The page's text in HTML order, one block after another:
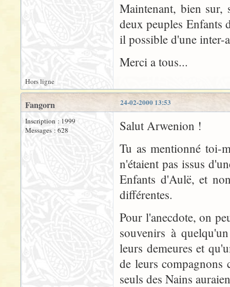
Maintenant, bien sur,
deux peuples Enfants
il possible d'une inter-
Merci a tous...
Hors ligne
24-02-2000 13:53
Fangorn
Inscription : 1999
Messages : 628
Salut Arwenion !
Tu as mentionné toi-
n'étaient pas issus
Enfants d'Aulë, et
différentes.
Pour l'anecdote, on
souvenirs à
leurs demeures et
de leurs compagnons
seuls des Nains